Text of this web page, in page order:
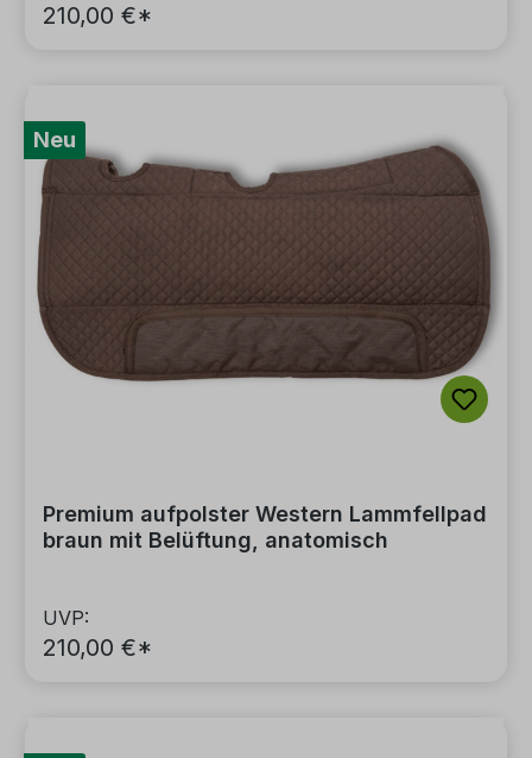
210,00 €*
Neu
Premium aufpolster Western Lammfellpad
braun mit Belüftung, anatomisch
UVP:
210,00 €*